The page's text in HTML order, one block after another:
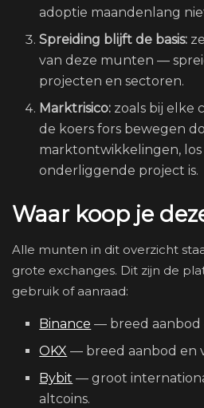
adoptie maandenlang
Spreiding blijft de basis:
van deze munten —
projecten en sectoren.
Marktrisico: zoals bij elke
de koers fors bewegen
marktontwikkelingen,
onderliggende project is.
Waar koop je
Alle munten in dit overzicht
grote exchanges. Dit zijn de
gebruik of aanraad:
Binance — breed aanbod
OKX — breed aanbod en
Bybit — groot
altcoins.